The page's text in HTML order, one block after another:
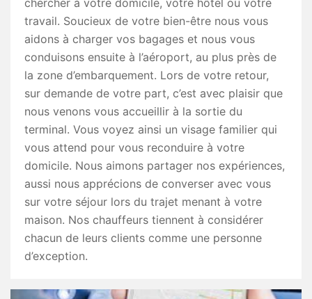
chercher à votre domicile, votre hôtel ou votre
travail. Soucieux de votre bien-être nous vous
aidons à charger vos bagages et nous vous
conduisons ensuite à l’aéroport, au plus près de
la zone d’embarquement. Lors de votre retour,
sur demande de votre part, c’est avec plaisir que
nous venons vous accueillir à la sortie du
terminal. Vous voyez ainsi un visage familier qui
vous attend pour vous reconduire à votre
domicile. Nous aimons partager nos expériences,
aussi nous apprécions de converser avec vous
sur votre séjour lors du trajet menant à votre
maison. Nos chauffeurs tiennent à considérer
chacun de leurs clients comme une personne
d’exception.